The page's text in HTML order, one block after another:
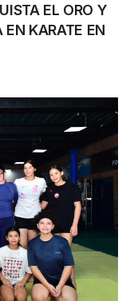
EL ORO Y
EN KARATE EN